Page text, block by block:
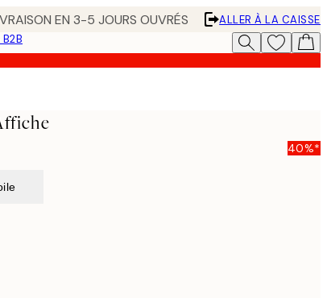
EN 3-5 JOURS OUVRÉS
ALLER À LA CAISSE
40%*